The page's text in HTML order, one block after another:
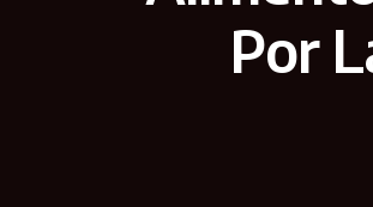
Por